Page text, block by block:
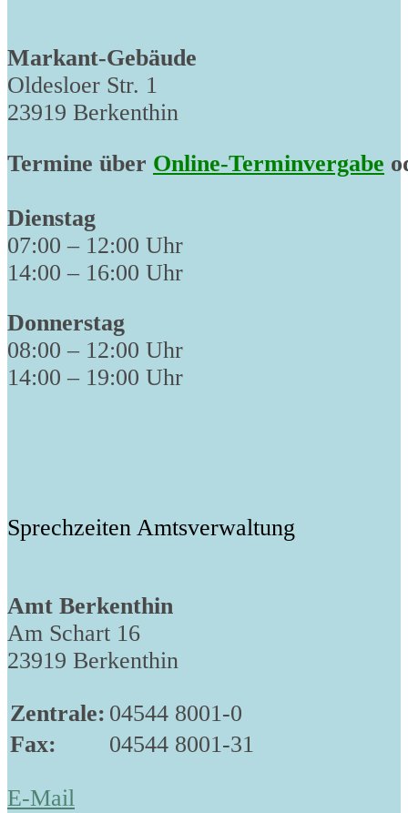
Markant-Gebäude
Oldesloer Str. 1
23919 Berkenthin
Termine über Online-Terminvergabe
Dienstag
07:00 – 12:00 Uhr
14:00 – 16:00 Uhr
Donnerstag
08:00 – 12:00 Uhr
14:00 – 19:00 Uhr
Sprechzeiten Amtsverwaltung
Amt Berkenthin
Am Schart 16
23919 Berkenthin
Zentrale: 04544 8001-0
Fax:
04544 8001-31
E-Mail